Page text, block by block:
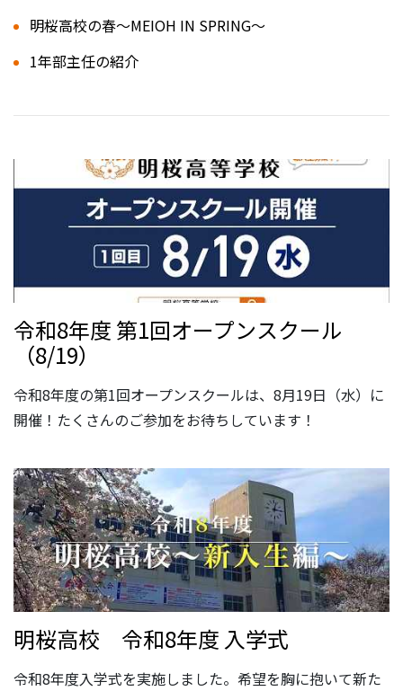
明桜高校の春～MEIOH IN SPRING～
1年部主任の紹介
令和8年度 第1回オープンスクール
（8/19）
令和8年度の第1回オープンスクールは、8月19日（水）に
開催！たくさんのご参加をお待ちしています！
明桜高校 令和8年度 入学式
令和8年度入学式を実施しました。希望を胸に抱いて新た